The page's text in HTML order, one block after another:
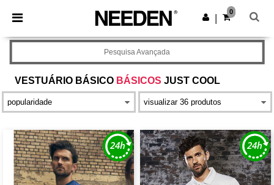
× App Needen
Melhores preços na app!
Obter app
0
VESTUÁRIO BÁSICO BÁSICOS JUST COOL
Pesquisa Avançada